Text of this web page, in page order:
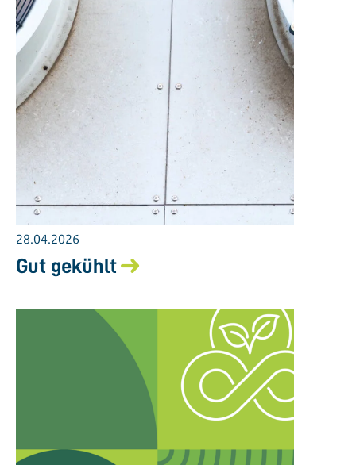
28.04.2026
Gut gekühlt